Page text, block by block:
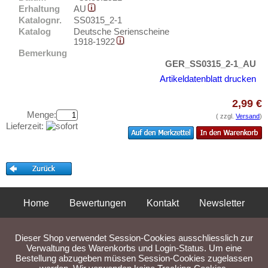
Emmendingen
Emmerich
Ems, Bad
Erfurt
Erkelenz
Eschershausen
Esens
Esingen
Essen
Esslingen
Testbanknoten
Banknotenbriefe
Aufbewahrung
Ihre Bewertungen
Kontakt
Preislisten
Ankauf
Erhaltungsgrade
FAQ
Erhaltung
AU
Katalognr.
SS0315_2-1
Katalog
Deutsche Serienscheine
1918-1922
Bemerkung
GER_SS0315_2-1_AU
Artikeldatenblatt drucken
Menge:
Lieferzeit:
2,99 €
( zzgl. Versand)
Home Bewertungen Kontakt
Newsletter
Liefer- und Versandkosten
Dieser Shop verwendet Session-Cookies ausschliesslich zur
Verwaltung des Warenkorbs und Login-Status. Um eine
Bestellung abzugeben müssen Session-Cookies zugelassen